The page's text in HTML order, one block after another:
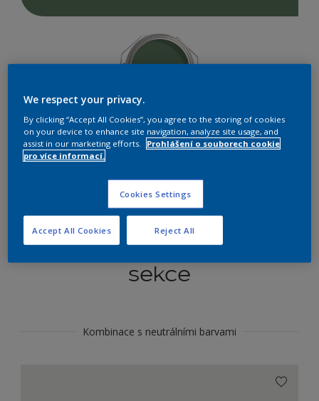
Najít výrobek v tomto odstínu
Koordinovat barevné
sekce
Kombinace s neutrálními barvami
We respect your privacy.
By clicking “Accept All Cookies”, you agree to the storing of cookies
on your device to enhance site navigation, analyze site usage, and
assist in our marketing efforts.
Prohlášení o souborech cookie
pro více informací.
Cookies Settings
Reject All
Accept All Cookies